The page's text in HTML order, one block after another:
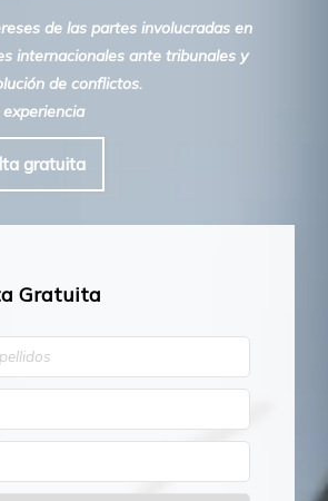
de las partes involucradas en
internacionales ante tribunales y
de conflictos.
gratuita
Gratuita